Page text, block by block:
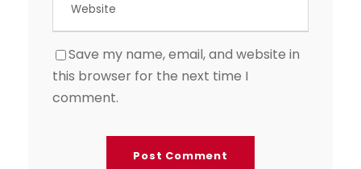
Save my name, email, and website in
this browser for the next time I
comment.